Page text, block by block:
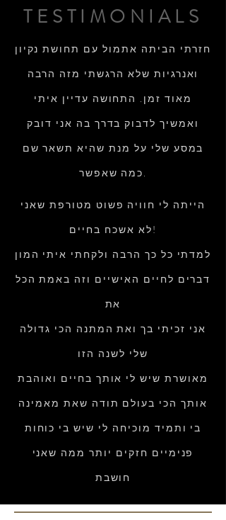
TESTIMONIALS
חזרתי הביתה אתמול עם תחושת נקיון
ואנרגיות שלא הרגשתי מזה הרבה
מאוד זמן. התחושה עדיין איתי
ואמשיך לדבוק בדרך בה אני דובק
במסע שלי על מנת שהיא תשאר שם
כמה שאפשר.
הייתה לי חוויה פשוט מטורפת שאני
לא אשכח בחיים!
למדתי כל כך הרבה ולקחתי איתי המון
דברים לחיים האישיים וזה באמת הכל
את
אני זכיתי בך ואת המתנה הכי גדולה
שלי לשנה הזו
מאושרת שיש לי אותך בחיים ואוהבת
אותך הכי בעולם תודה שאת מאמינה
בי ותמיד מוכיחה לי שיש בי כוחות
פנימיים חזקים יותר ממה שאני
חושבת